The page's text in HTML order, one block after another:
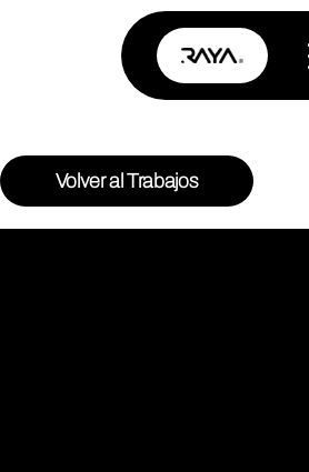
Volver al Trabajos